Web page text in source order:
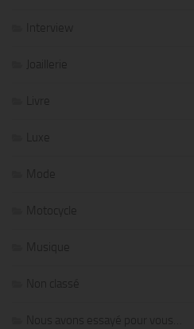
Interview
Joaillerie
Livre
Luxe
Mode
Motocycle
Musique
Non classé
Nous avons essayé pour vous…